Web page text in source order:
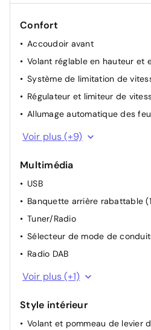
Confort
Accoudoir avant
Volant réglable en hauteur et
Système de limitation de
Régulateur et limiteur de
Allumage automatique des
Reconnaissance des
Apple CarPlay + AndroidAuto
Aide au stationnement arrière
Rétroviseurs extérieurs
Freinage actif d’urgence
Démarrage mains llibres
2/3)
Avertissement de collision
Voir plus (+9)
Multimédia
USB
Banquette arrière rabattable
Tuner/Radio
Sélecteur de mode de
Radio DAB
Apple Carplay
Voir plus (+1)
Style intérieur
Volant et pommeau de levier